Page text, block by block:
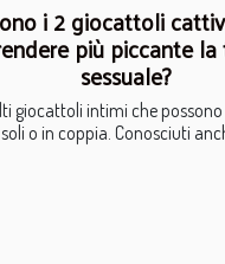
i 2 giocattoli
più piccante
sessuale?
giocattoli intimi che possono
soli o in coppia. Conosciuti